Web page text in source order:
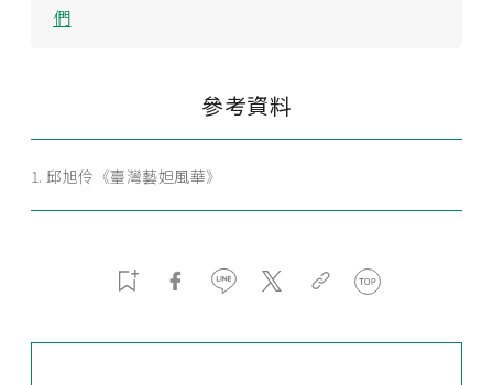
們
參考資料
邱旭伶《臺灣藝妲風華》